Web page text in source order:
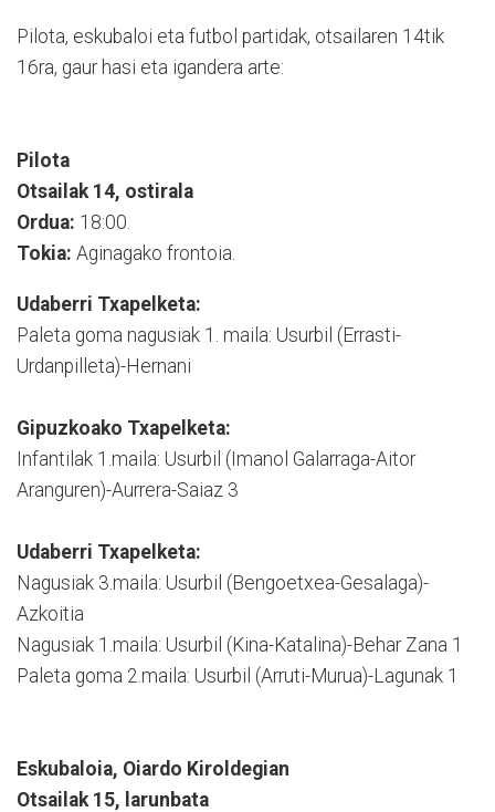
Pilota, eskubaloi eta futbol partidak, otsailaren 14tik
16ra, gaur hasi eta igandera arte:
Pilota
Otsailak 14, ostirala
Ordua: 18:00.
Tokia: Aginagako frontoia.
Udaberri Txapelketa:
Paleta goma nagusiak 1. maila: Usurbil (Errasti-
Urdanpilleta)-Hernani
Gipuzkoako Txapelketa:
Infantilak 1.maila: Usurbil (Imanol Galarraga-Aitor
Aranguren)-Aurrera-Saiaz 3
Udaberri Txapelketa:
Nagusiak 3.maila: Usurbil (Bengoetxea-Gesalaga)-
Azkoitia
Nagusiak 1.maila: Usurbil (Kina-Katalina)-Behar Zana 1
Paleta goma 2.maila: Usurbil (Arruti-Murua)-Lagunak 1
Eskubaloia, Oiardo Kiroldegian
Otsailak 15, larunbata